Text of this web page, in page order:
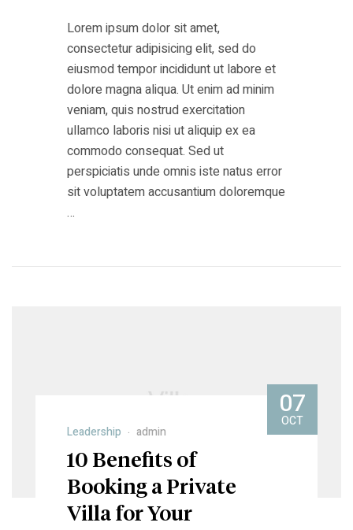
Lorem ipsum dolor sit amet,
consectetur adipisicing elit, sed do
eiusmod tempor incididunt ut labore et
dolore magna aliqua. Ut enim ad minim
veniam, quis nostrud exercitation
ullamco laboris nisi ut aliquip ex ea
commodo consequat. Sed ut
perspiciatis unde omnis iste natus error
sit voluptatem accusantium doloremque
…
07
OCT
Leadership admin
10 Benefits of
Booking a Private
Villa for Your